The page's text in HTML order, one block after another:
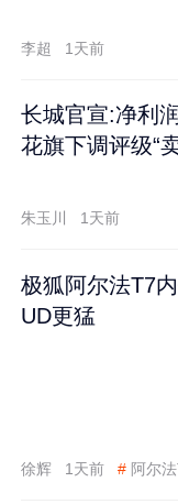
李超 1天前
长城官宣:净利
花旗下调评级“
朱玉川 1天前
极狐阿尔法T7
UD更猛
徐辉 1天前 # 阿尔